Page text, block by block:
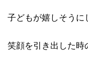
子どもが嬉しそうに
笑顔を引き出した時